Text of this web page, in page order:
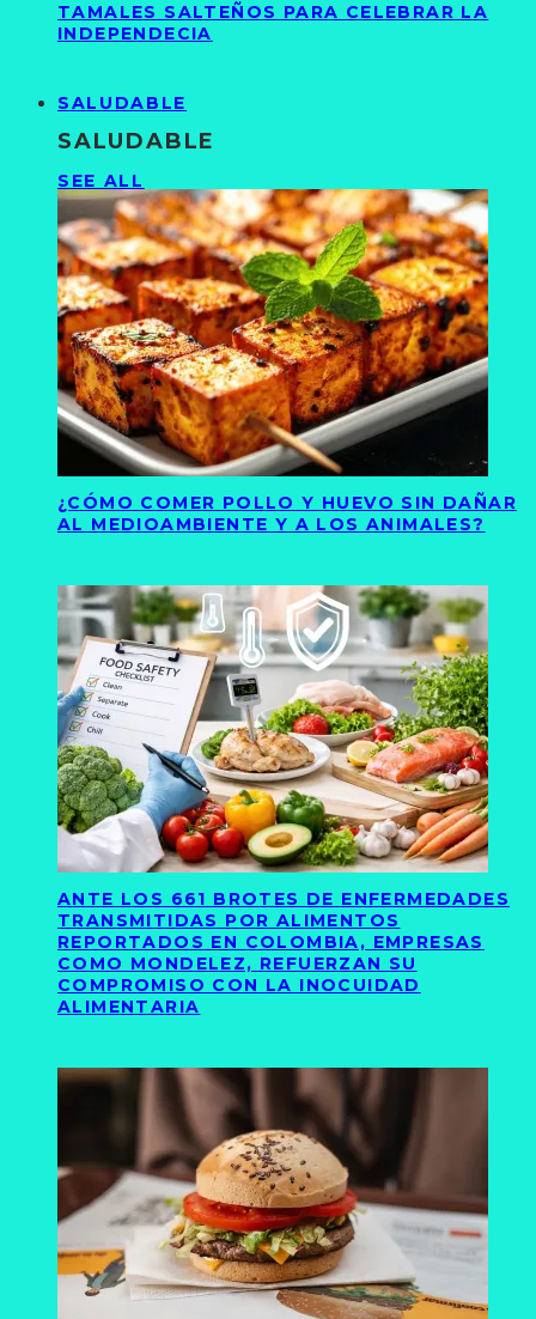
TAMALES SALTEÑOS PARA CELEBRAR LA
INDEPENDECIA
SALUDABLE
SALUDABLE
SEE ALL
¿CÓMO COMER POLLO Y HUEVO SIN DAÑAR
AL MEDIOAMBIENTE Y A LOS ANIMALES?
ANTE LOS 661 BROTES DE ENFERMEDADES
TRANSMITIDAS POR ALIMENTOS
REPORTADOS EN COLOMBIA, EMPRESAS
COMO MONDELEZ, REFUERZAN SU
COMPROMISO CON LA INOCUIDAD
ALIMENTARIA